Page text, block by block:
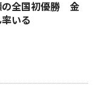
全国初優勝 金
いる